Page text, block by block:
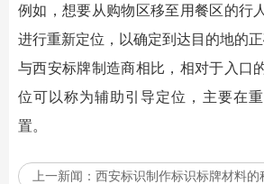
例如，想要从购物区移至用餐区的行
进行重新定位，以确定到达目的地的正
与西安标牌制造商相比，相对于入口
位可以称为辅助引导定位，主要在
置。
上一新闻： 西安标识制作标识标牌材料的